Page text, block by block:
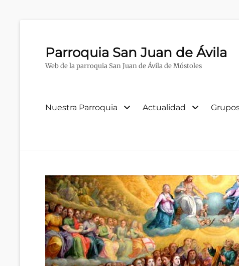
Parroquia San Juan de Ávila
Web de la parroquia San Juan de Ávila de Móstoles
Menú
Nuestra Parroquia Actualidad